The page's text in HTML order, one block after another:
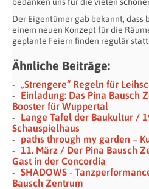
Der Eigentümer gab bekannt, dass
einem neuen Konzept für die
geplante Feiern finden regulär statt.
Ähnliche Beiträge:
„Strengere“ Regeln für
Einladung: Das Pina Bausch
Booster für Wuppertal
Lange Tafel der Baukultur /
Schauspielhaus
paths through my garden –
11. März / Der Pina Bausch
Gast in der Concordia
SHADOWS -
Bausch Zentrum